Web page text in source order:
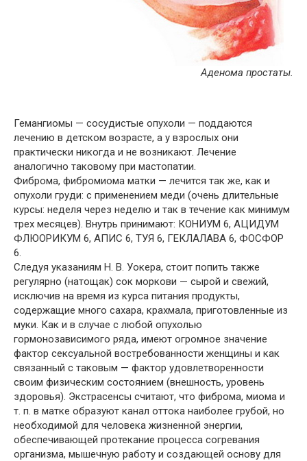
Аденома простаты.
Гемангиомы — сосудистые опухоли — поддаются
лечению в детском возрасте, а у взрослых они
практически никогда и не возникают. Лечение
аналогично таковому при мастопатии.
Фиброма, фибромиома матки — лечится так же, как и
опухоли груди: с применением меди (очень длительные
курсы: неделя через неделю и так в течение как минимум
трех месяцев). Внутрь принимают: КОНИУМ 6, АЦИДУМ
ФЛЮОРИКУМ 6, АПИС 6, ТУЯ 6, ГЕКЛАЛАВА 6, ФОСФОР
6.
Следуя указаниям Н. В. Уокера, стоит попить также
регулярно (натощак) сок моркови — сырой и свежий,
исключив на время из курса питания продукты,
содержащие много сахара, крахмала, приготовленные из
муки. Как и в случае с любой опухолью
гормонозависимого ряда, имеют огромное значение
фактор сексуальной востребованности женщины и как
связанный с таковым — фактор удовлетворенности
своим физическим состоянием (внешность, уровень
здоровья). Экстрасенсы считают, что фиброма, миома и
т. п. в матке образуют канал оттока наиболее грубой, но
необходимой для человека жизненной энергии,
обеспечивающей протекание процесса согревания
организма, мышечную работу и создающей основу для